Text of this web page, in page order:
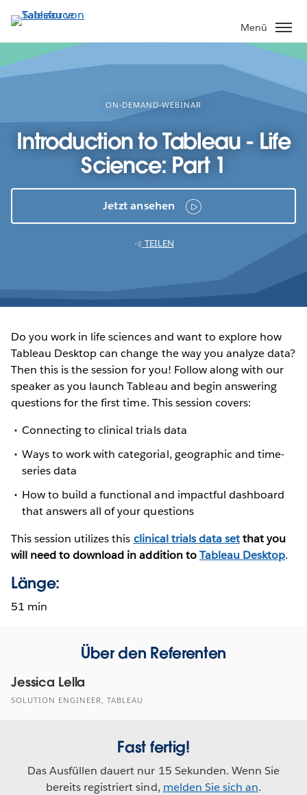
Direkt
zum
Inhalt
Menü
ON-DEMAND-WEBINAR
Introduction to Tableau - Life
Science: Part 1
Jetzt ansehen
TEILEN
Do you work in life sciences and want to explore how
Tableau Desktop can change the way you analyze data?
Then this is the session for you! Follow along with our
speaker as you launch Tableau and begin answering
questions for the first time. This session covers:
Connecting to clinical trials data
Ways to work with categorial, geographic and time-
series data
How to build a functional and impactful dashboard
that answers all of your questions
This session utilizes this clinical trials data setthat you
will need to download in addition toTableau Desktop.
Länge:
51 min
Über den Referenten
Jessica Lella
SOLUTION ENGINEER, TABLEAU
Fast fertig!
Das Ausfüllen dauert nur 15 Sekunden. Wenn Sie
bereits registriert sind, melden Sie sich an.